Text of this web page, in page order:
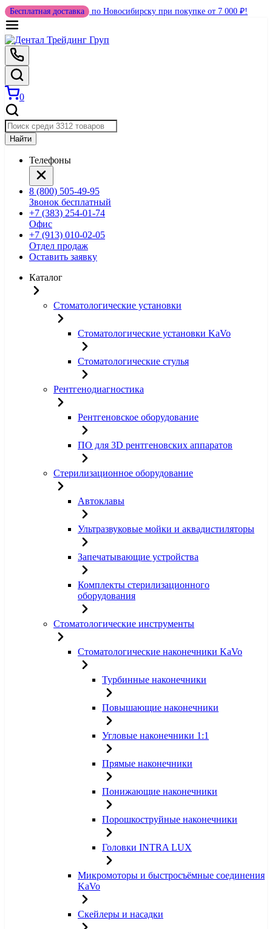
Бесплатная доставка по Новосибирску при покупке от 7 000 ₽!
0
Найти
Телефоны
8 (800) 505-49-95
Звонок бесплатный
+7 (383) 254-01-74
Офис
+7 (913) 010-02-05
Отдел продаж
Оставить заявку
Каталог
Стоматологические установки
Стоматологические установки KaVo
Стоматологические стулья
Рентгенодиагностика
Рентгеновское оборудование
ПО для 3D рентгеновских аппаратов
Стерилизационное оборудование
Автоклавы
Ультразвуковые мойки и аквадистиляторы
Запечатывающие устройства
Комплекты стерилизационного
оборудования
Стоматологические инструменты
Стоматологические наконечники KaVo
Турбинные наконечники
Повышающие наконечники
Угловые наконечники 1:1
Прямые наконечники
Понижающие наконечники
Порошкоструйные наконечники
Головки INTRA LUX
Микромоторы и быстросъёмные соединения
KaVo
Скейлеры и насадки